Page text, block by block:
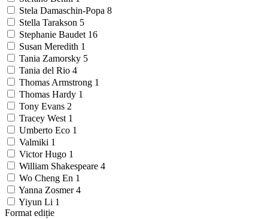
Stela Damaschin-Popa 8
Stella Tarakson 5
Stephanie Baudet 16
Susan Meredith 1
Tania Zamorsky 5
Tania del Rio 4
Thomas Armstrong 1
Thomas Hardy 1
Tony Evans 2
Tracey West 1
Umberto Eco 1
Valmiki 1
Victor Hugo 1
William Shakespeare 4
Wo Cheng En 1
Yanna Zosmer4
Yiyun Li 1
Format ediție